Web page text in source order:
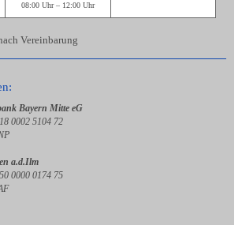
08:00 Uhr – 12:00 Uhr
Vereinbarung
Bayern Mitte eG
0002 5104 72
a.d.Ilm
0000 0174 75